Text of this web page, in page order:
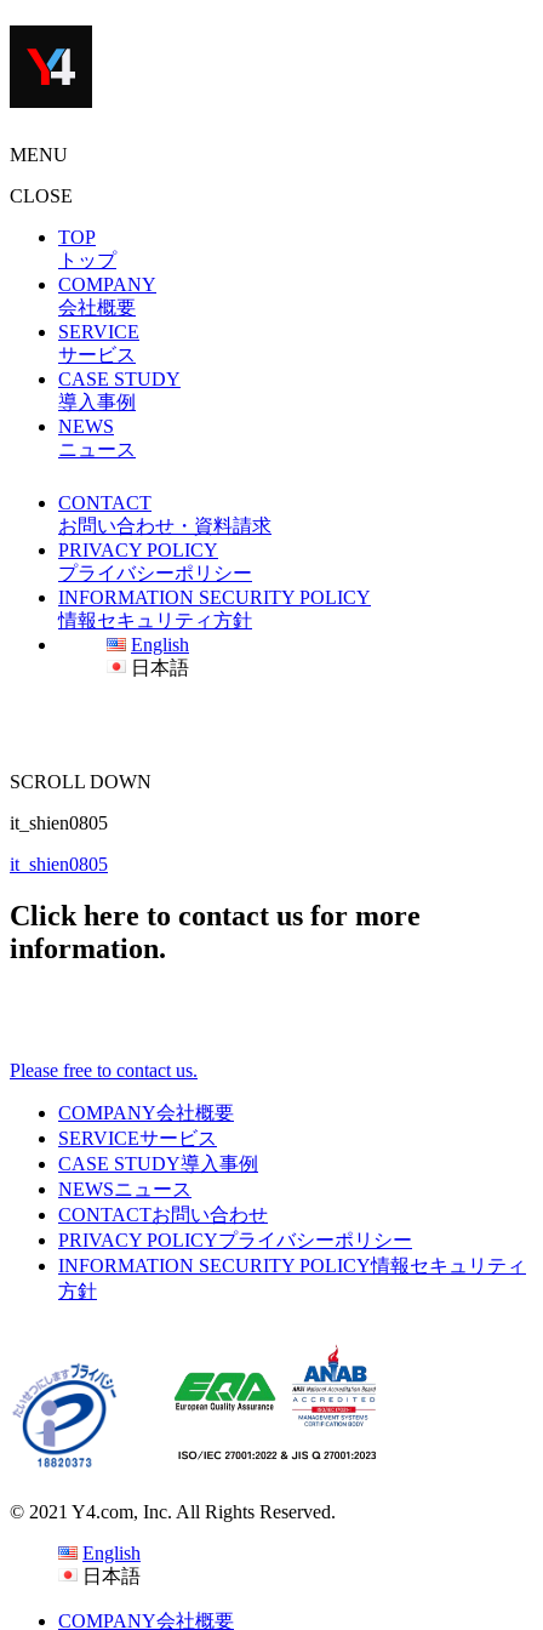
MENU
CLOSE
TOP
トップ
COMPANY
会社概要
SERVICE
サービス
CASE STUDY
導入事例
NEWS
ニュース
CONTACT
お問い合わせ・資料請求
PRIVACY POLICY
プライバシーポリシー
INFORMATION SECURITY POLICY
情報セキュリティ方針
English
日本語
SCROLL DOWN
it_shien0805
it_shien0805
Click here to contact us for more
information.
Please free to contact us.
COMPANY会社概要
SERVICEサービス
CASE STUDY導入事例
NEWSニュース
CONTACTお問い合わせ
PRIVACY POLICYプライバシーポリシー
INFORMATION SECURITY POLICY情報セキュリティ
方針
© 2021 Y4.com, Inc. All Rights Reserved.
English
日本語
COMPANY会社概要